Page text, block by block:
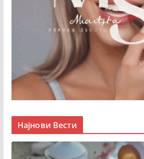
Најнови Вести